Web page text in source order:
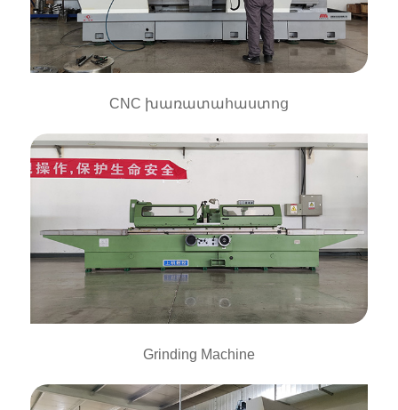
CNC խառատահաստոց
Grinding Machine